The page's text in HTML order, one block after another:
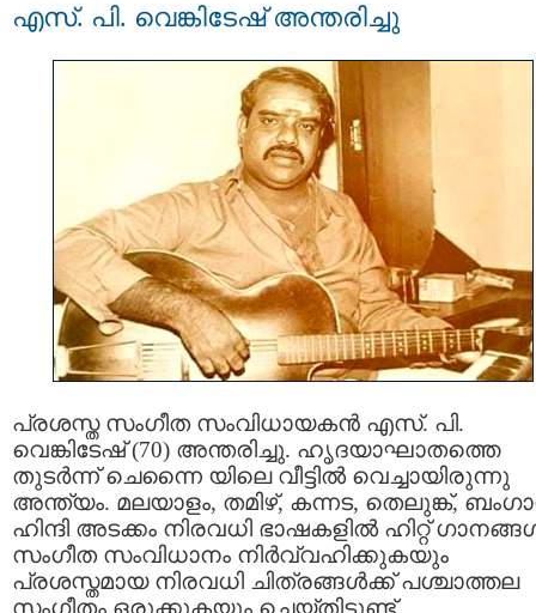
എസ്. പി. വെങ്കിടേഷ് അന്തരിച്ചു
പ്രശസ്ത സംഗീത സംവിധായകന്‍ എസ്. പി.
വെങ്കിടേഷ് (70) അന്തരിച്ചു. ഹൃദയാഘാതത്തെ
തുടർന്ന് ചെന്നൈ യിലെ വീട്ടിൽ വെച്ചായിരുന്നു
അന്ത്യം. മലയാളം, തമിഴ്, കന്നട, തെലുങ്ക്,
ഹിന്ദി അടക്കം നിരവധി ഭാഷകളിൽ ഹിറ്റ്
സംഗീത സംവിധാനം നിർവ്വഹിക്കുകയും
പ്രശസ്തമായ നിരവധി ചിത്രങ്ങൾക്ക്‌ പശ്ചാത്തല
സംഗീതം ഒരുക്കുകയും ചെയ്തിട്ടുണ്ട്.